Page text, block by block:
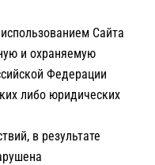
Сайта
и охраняемую
Федерации
либо юридических
в результате